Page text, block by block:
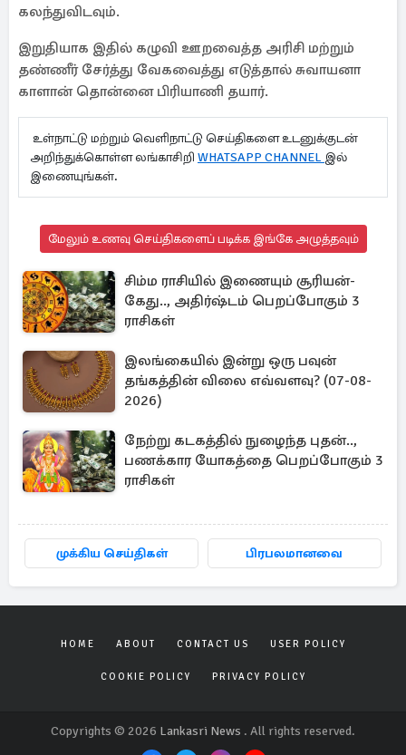
கலந்துவிடவும்.
இறுதியாக இதில் கழுவி ஊறவைத்த அரிசி மற்றும்
தண்ணீர் சேர்த்து வேகவைத்து எடுத்தால் சுவாயனா
காளான் தொன்னை பிரியாணி தயார்.
உள்நாட்டு மற்றும் வெளிநாட்டு செய்திகளை உடனுக்குடன்
அறிந்துக்கொள்ள லங்காசிறி WHATSAPP CHANNEL இல்
இணையுங்கள்.
மேலும் உணவு செய்திகளைப் படிக்க இங்கே அழுத்தவும்
சிம்ம ராசியில் இணையும் சூரியன்-
கேது.., அதிர்ஷ்டம் பெறப்போகும் 3
ராசிகள்
இலங்கையில் இன்று ஒரு பவுன்
தங்கத்தின் விலை எவ்வளவு? (07-08-
2026)
நேற்று கடகத்தில் நுழைந்த புதன்..,
பணக்கார யோகத்தை பெறப்போகும் 3
ராசிகள்
முக்கிய செய்திகள் பிரபலமானவை
HOME ABOUT CONTACT US USER POLICY
COOKIE POLICY PRIVACY POLICY
Copyrights © 2026 Lankasri News . All rights reserved.